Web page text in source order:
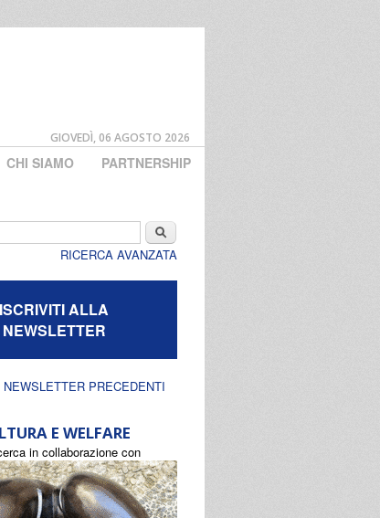
GIOVEDÌ, 06 AGOSTO 2026
CHI SIAMO PARTNERSHIP
Cerca
RICERCA AVANZATA
ISCRIVITI ALLA
NEWSLETTER
PRECEDENTI
E WELFARE
in collaborazione con